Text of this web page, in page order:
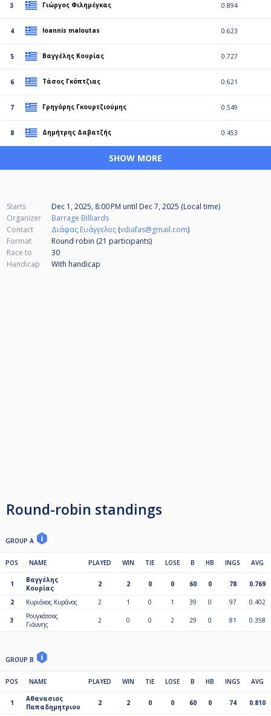
3 Γιώργος Φιλημέγκας 0.894
4 Ioannis maloutas 0.623
5 Βαγγέλης Κουρίας 0.727
6 Τάσος Γκόπτζιας 0.621
7 Γρηγόρης Γκουρτζιούμης 0.549
8 Δημήτρης Δαβατζής 0.453
SHOW MORE
Starts Dec 1, 2025, 8:00 PM until Dec 7, 2025 (Local time)
Organizer
Barrage Billiards
Contact
Διάφας Ευάγγελος (vdiafas@gmail.com)
Format
Round robin (21 participants)
Race to
30
Handicap
With handicap
Round-robin standings
GROUP A
POS NAME PLAYED WIN TIE LOSE B HB INGS AVG
1
Βαγγέλης
Κουρίας
2 2 0 0 60 0 78 0.769
2 Κυριάκος Κυράνος 2 1 0 1 39 0 97 0.402
3
Ρουγκάτσος
Γιάννης
2 0 0 2 29 0 81 0.358
GROUP B
POS NAME PLAYED WIN TIE LOSE B HB INGS AVG
1
Αθανασιος
Παπαδημητριου
2 2 0 0 60 0 74 0.810